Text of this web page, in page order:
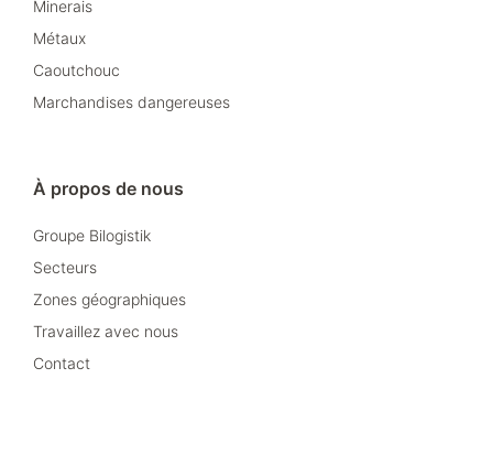
Minerais
Métaux
Caoutchouc
Marchandises dangereuses
À propos de nous
Groupe Bilogistik
Secteurs
Zones géographiques
Travaillez avec nous
Contact